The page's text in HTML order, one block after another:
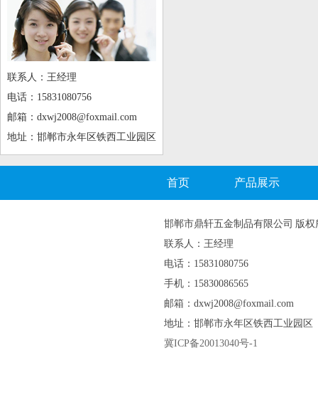
联系人：王经理
电话：15831080756
邮箱：dxwj2008@foxmail.com
地址：邯郸市永年区铁西工业园区
首页 产品展示
邯郸市鼎轩五金制品有限公司 版权
联系人：王经理
电话：15831080756
手机：15830086565
邮箱：dxwj2008@foxmail.com
地址：邯郸市永年区铁西工业园区
冀ICP备20013040号-1